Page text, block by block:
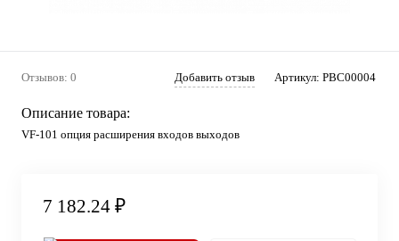
Отзывов: 0 Добавить отзыв Артикул: PBC00004
Описание товара:
VF-101 опция расширения входов выходов
7 182.24 ₽